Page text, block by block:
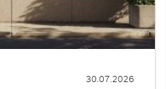
30.07.2026